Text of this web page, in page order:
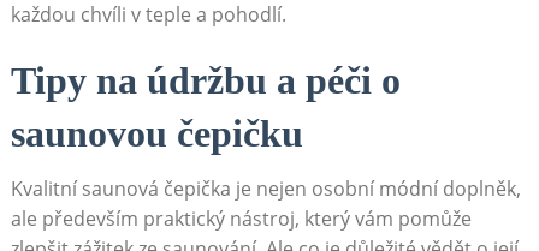
každou chvíli v teple a pohodlí.
Tipy na údržbu a péči o
saunovou čepičku
Kvalitní saunová čepička je nejen osobní módní doplněk,
ale především praktický nástroj, který vám pomůže